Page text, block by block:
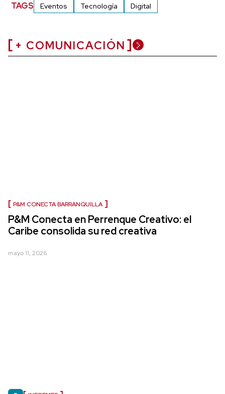
TAGS Eventos Tecnología Digital
+ COMUNICACIÓN
P&M CONECTA BARRANQUILLA
P&M Conecta en Perrenque Creativo: el
Caribe consolida su red creativa
mayo 11, 2026